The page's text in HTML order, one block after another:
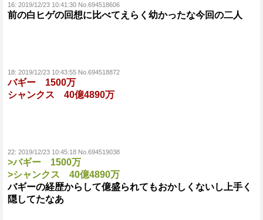
16: 2019/12/23 10:41:30 No.694518606
前の白ヒゲの回想に比べてえらく幼かったな今回の二人
18: 2019/12/23 10:43:55 No.694518872
バギー 1500万
シャンクス 40億4890万
22: 2019/12/23 10:45:18 No.694519038
>バギー 1500万
>シャンクス 40億4890万
バギーの経歴からして億盛られてもおかしくないし上手く
隠してたなあ